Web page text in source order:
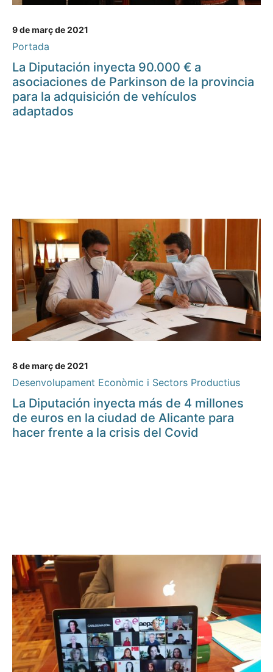
9 de març de 2021
Portada
La Diputación inyecta 90.000 € a
asociaciones de Parkinson de la provincia
para la adquisición de vehículos
adaptados
8 de març de 2021
Desenvolupament Econòmic i Sectors Productius
La Diputación inyecta más de 4 millones
de euros en la ciudad de Alicante para
hacer frente a la crisis del Covid